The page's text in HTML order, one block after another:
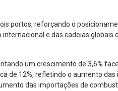
portos, reforçando o
e das cadeias globais
um crescimento de 3,6%
de 12%, refletindo o aumento
das importações de